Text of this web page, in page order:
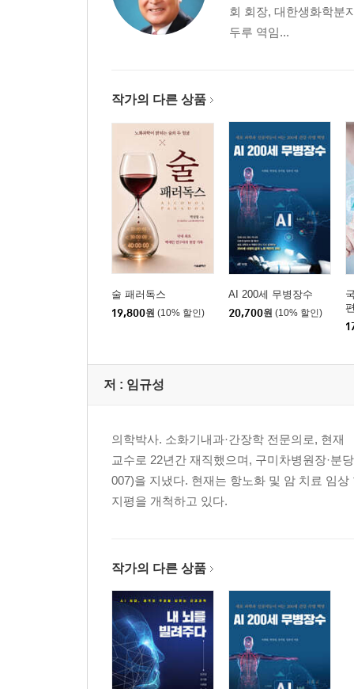
회 회장, 대한생화학분
두루 역임...
작가의 다른 상품
술 패러독스
19,800원 (10% 할인)
AI 200세 무병장수
20,700원 (10% 할인)
저 : 임규성
의학박사. 소화기내과·간장학 전문의로, 현
교수로 22년간 재직했으며, 구미차병원장·분
007)을 지냈다. 현재는 항노화 및 암 치료 임
지평을 개척하고 있다.
작가의 다른 상품